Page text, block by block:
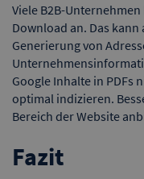
Viele B2B-
Download an. Das
Generierung von
Google Inhalte in PDFs
optimal indizieren.
Bereich der Website
Fazit